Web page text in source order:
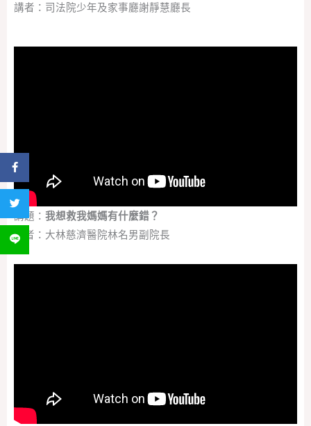
講者：司法院少年及家事廳謝靜慧廳長
講題： 我想救我媽媽有什麼錯？
講者：大林慈濟醫院林名男副院長
分享到 LINE